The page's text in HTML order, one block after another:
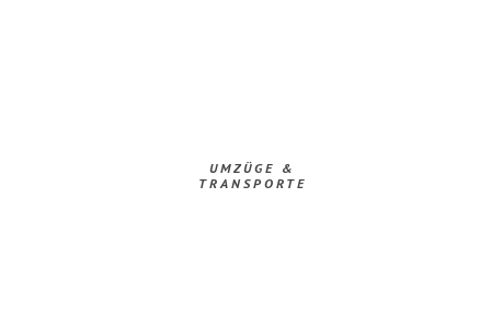
UMZÜGE &
TRANSPORTE